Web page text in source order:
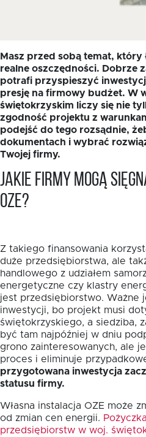
Kontakt
EN
Masz przed sobą temat, który
realne oszczędności. Dobrze
potrafi przyspieszyć
presję na firmowy budżet. W
świętokrzyskim liczy się nie
zgodność projektu z
podejść do tego rozsądnie,
dokumentach i wybrać
Twojej firmy.
Jakie firmy mogą
OZE?
Z takiego finansowania
duże przedsiębiorstwa, ale
handlowego z udziałem
energetyczne czy klastry
jest przedsiębiorstwo. Ważne
inwestycji, bo projekt musi
świętokrzyskiego, a siedziba,
być tam najpóźniej w dniu
grono zainteresowanych, ale
proces i eliminuje
przygotowana inwestycja
statusu firmy.
Własna instalacja OZE może
od zmian cen energii.
przedsiębiorstw w woj.